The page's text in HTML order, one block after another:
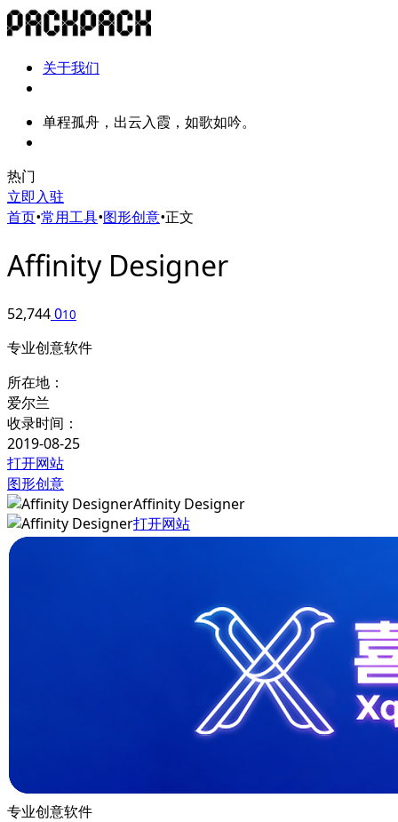
关于我们
单程孤舟，出云入霞，如歌如吟。
热门
立即入驻
首页•常用工具•图形创意•正文
Affinity Designer
52,744010
专业创意软件
所在地：
爱尔兰
收录时间：
2019-08-25
打开网站
图形创意
Affinity Designer
打开网站
专业创意软件